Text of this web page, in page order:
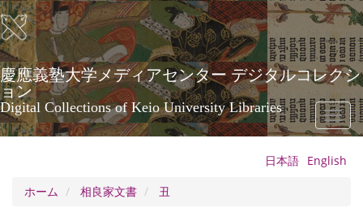
メ
イ
ン
コ
ン
テ
ン
ツ
に
慶應義塾大学メディアセンター デジタルコレクシ
ョン
Digital Collections of Keio University Libraries
Toggle
日本語 English
ホーム
相良家文書 丑